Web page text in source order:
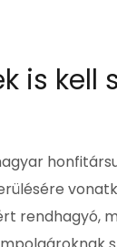
is
rendhagyó,